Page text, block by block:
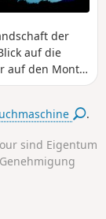
der
auf die
auf den Mont
.
sind Eigentum